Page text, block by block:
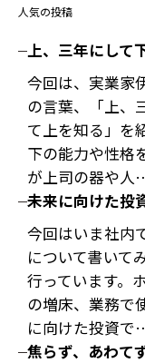
人気の投稿
上、三年にして
今回は、実業家
の言葉、「上、
て上を知る」を
下の能力や性格
が上司の器や人
未来に向けた投
今回はいま社内
について書いて
行っています。
の増床、業務で
に向けた投資で
焦らず、あわて